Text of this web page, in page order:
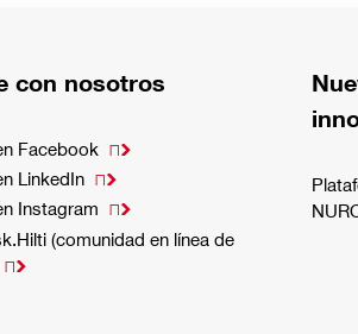
con nosotros
Facebook 
LinkedIn 
Instagram 
(comunidad en línea de
